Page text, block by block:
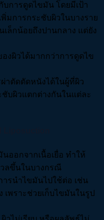
บการดูดไขมัน โดยมีเป้า
มการกระชับผิวในบางราย
ล็กน้อยถึงปานกลาง แต่ยัง
งผิวได้มากกว่าการดูดไข
าตัดตัดหนังได้ในผู้ที่ผิว
บผิวแตกต่างกันในแต่ละ
ออกจากเนื้อเยื่อ ทำให้
ลขึ้นในบางกรณี
รนำไขมันไปใช้ต่อ เช่น
พราะช่วยเก็บไขมันในรูป